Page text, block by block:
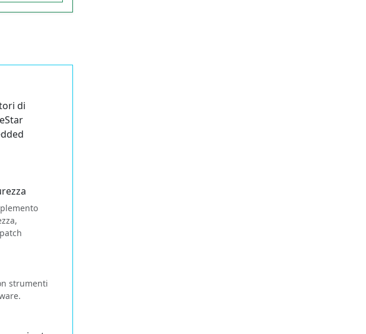
di
strumenti